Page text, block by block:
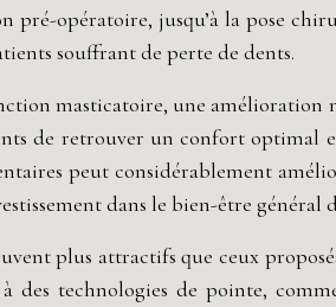
opératoire, jusqu’à la pose
souffrant de perte de dents.
masticatoire, une amélioration
de retrouver un confort optimal
peut considérablement
dans le bien-être général
plus attractifs que ceux
des technologies de pointe,